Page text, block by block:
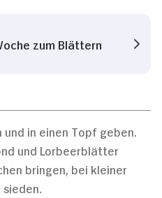
zum Blättern
in einen Topf geben.
und Lorbeerblätter
bringen, bei kleiner